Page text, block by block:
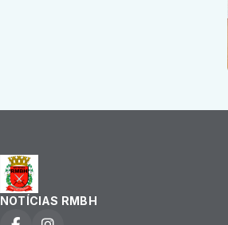
NOTÍCIAS RMBH